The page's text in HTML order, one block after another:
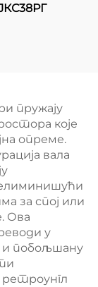
пружају
које
опреме.
вала
за спој или
Ова
у
побољшану